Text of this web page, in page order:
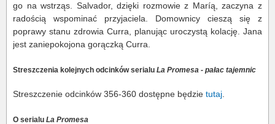
go na wstrząs. Salvador, dzięki rozmowie z Maríą, zaczyna z
radością wspominać przyjaciela. Domownicy cieszą się z
poprawy stanu zdrowia Curra, planując uroczystą kolację. Jana
jest zaniepokojona gorączką Curra.
Streszczenia kolejnych odcinków serialu La Promesa - pałac tajemnic
Streszczenie odcinków 356-360 dostępne będzie tutaj.
O serialu La Promesa